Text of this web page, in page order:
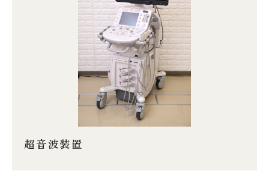
超音波装置